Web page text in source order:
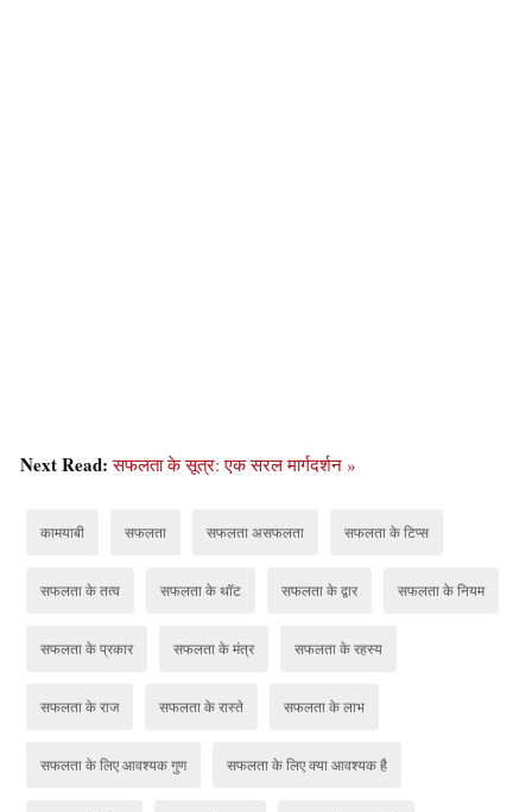
Next Read:सफलता के सूत्र: एक सरल मार्गदर्शन »
कामयाबी सफलता सफलता असफलता सफलता के टिप्स
सफलता के तत्व सफलता के थॉट सफलता के द्वार सफलता के नियम
सफलता के प्रकार सफलता के मंत्र सफलता के रहस्य
सफलता के राज सफलता के रास्ते सफलता के लाभ
सफलता के लिए आवश्यक गुण सफलता के लिए क्या आवश्यक है